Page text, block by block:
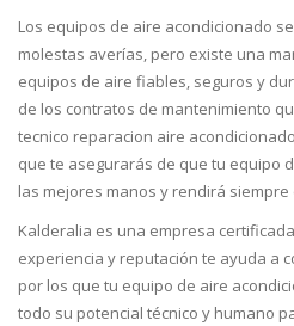
Los equipos de aire acondicionado
molestas averías, pero existe una
equipos de aire fiables, seguros y
de los contratos de mantenimiento
tecnico reparacion aire
que te asegurarás de que tu equipo
las mejores manos y rendirá siempre
Kalderalia es una empresa
experiencia y reputación te ayuda a
por los que tu equipo de aire
todo su potencial técnico y humano